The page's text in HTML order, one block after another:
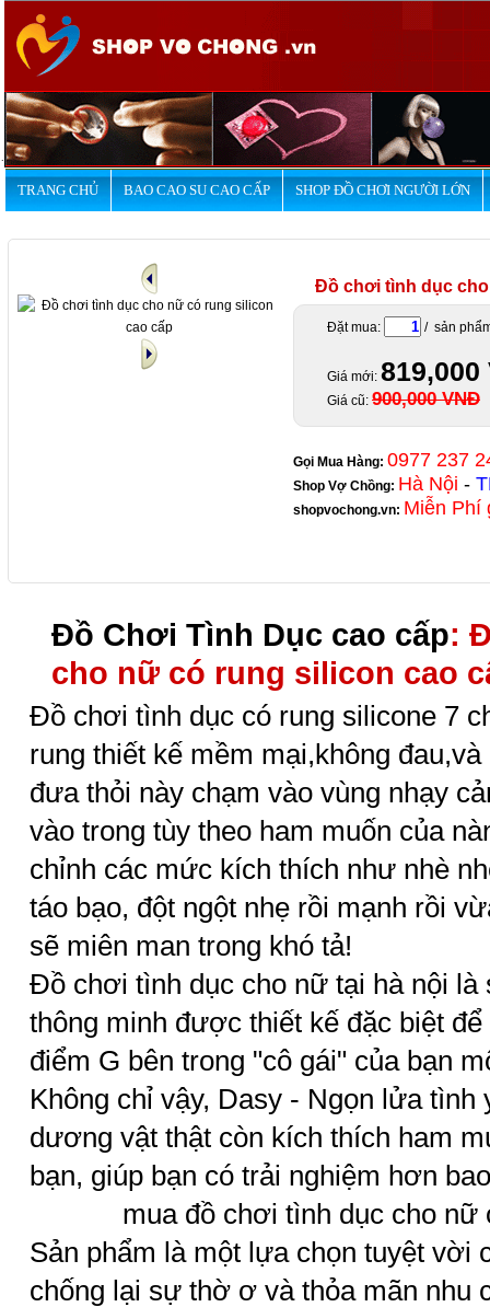
TRANG CHỦ BAO CAO SU CAO CẤP SHOP ĐỒ CHƠI NGƯỜI LỚN
Đồ chơi tình dục
Đặt mua: / sản
Giá mới: 819,000
Giá cũ: 900,000 VNĐ
Gọi Mua Hàng: 0977 237
Shop Vợ Chồng: Hà Nội -
shopvochong.vn: Miễn Phí
Đồ Chơi Tình Dục cao cấp:
cho nữ có rung silicon cao
Đồ chơi tình dục có rung silicone 7
rung thiết kế mềm mại,không
đưa thỏi này chạm vào vùng nhạy
vào trong tùy theo ham muốn của
chỉnh các mức kích thích như nhè
táo bạo, đột ngột nhẹ rồi mạnh rồi
sẽ miên man trong khó tả!
Đồ chơi tình dục cho nữ tại hà nội là
thông minh được thiết kế đặc biệt
điểm G bên trong "cô gái" của bạn
Không chỉ vậy, Dasy - Ngọn lửa tình
dương vật thật còn kích thích ham
bạn, giúp bạn có trải nghiệm hơn
mua đồ chơi tình dục cho nữ
Sản phẩm là một lựa chọn tuyệt vời
chống lại sự thờ ơ và thỏa mãn nhu